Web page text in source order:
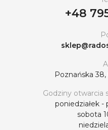
+48
Poznańska
Godziny otwarcia
poniedziałek -
sobota